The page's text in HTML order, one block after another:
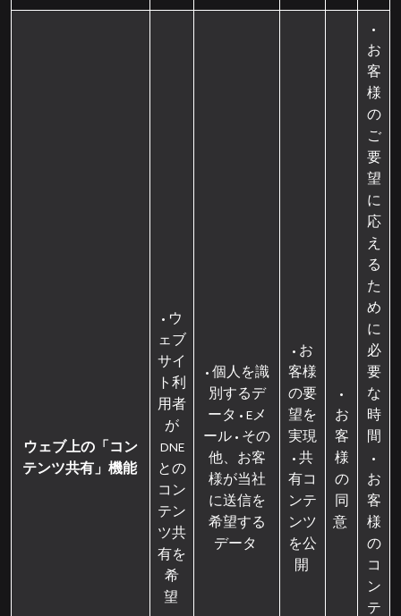
ウェブ上の「コン
テンツ共有」機能
• ウ
ェブ
サイ
ト利
用者
が
DNE
との
コン
テン
ツ共
有を
希
望
• 個人を識
別するデ
ータ • Eメ
ール • その
他、お客
様が当社
に送信を
希望する
データ
• お
客様
の要
望を
実現
• 共
有コ
ンテ
ンツ
を公
開
•
お
客
様
の
同
意
•
お
客
様
の
ご
要
望
に
応
え
る
た
め
に
必
要
な
時
間
•
お
客
様
の
コ
ン
テ